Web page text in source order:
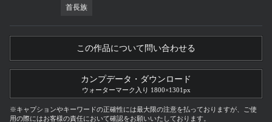
首長族
この作品について問い合わせる
カンプデータ・ダウンロード
ウォーターマーク入り 1800×1301px
※キャプションやキーワードの正確性には最大限の注意を払っておりますが、ご使
用の際にはお客様の責任において確認をお願いいたしております。